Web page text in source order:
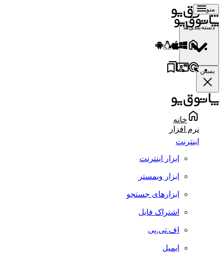
منو
دسته‌بندی‌ها
بستن
خانه
نرم افزار
اینترنت
ابزار اینترنت
ابزار وبمستر
ابزارهای جستجو
اشتراک فایل
اف.تی.پی
ایمیل